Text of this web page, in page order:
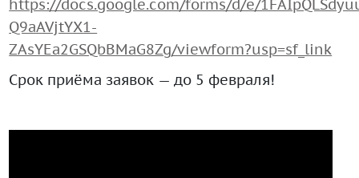
https://docs.google.com/forms/d/e/
Q9aAVjtYX1-
ZAsYEa2GSQbBMaG8Zg/viewform?usp=sf_link
Срок приёма заявок — до 5 февраля!